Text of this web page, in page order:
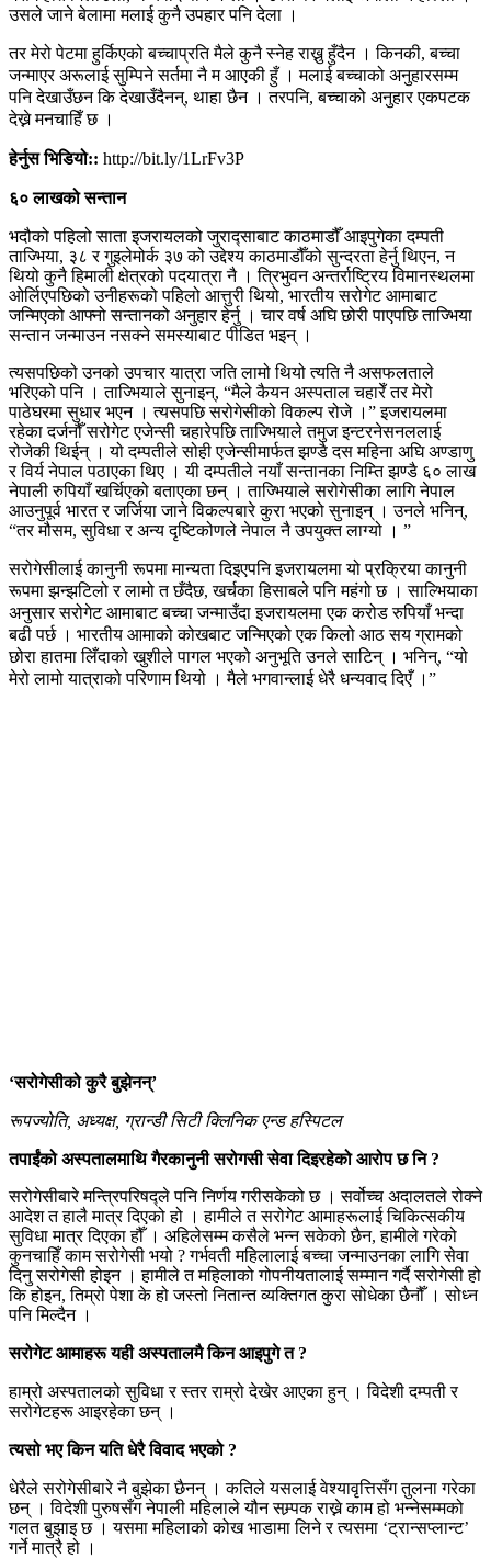
उसले जाने बेलामा मलाई कुनै उपहार पनि देला ।
तर मेरो पेटमा हुर्किएको बच्चाप्रति मैले कुनै स्नेह राख्नु हुँदैन । किनकी, बच्चा
जन्माएर अरूलाई सुम्पिने सर्तमा नै म आएकी हुँ । मलाई बच्चाको अनुहारसम्म
पनि देखाउँछन कि देखाउँदैनन्, थाहा छैन । तरपनि, बच्चाको अनुहार एकपटक
देख्ने मनचाहिँ छ ।
हेर्नुस भिडियो:: http://bit.ly/1LrFv3P
६० लाखको सन्तान
भदौको पहिलो साता इजरायलको जुराद्साबाट काठमाडौँ आइपुगेका दम्पती
ताज्भिया, ३८ र गुइलेमोर्क ३७ को उद्देश्य काठमाडौँको सुन्दरता हेर्नु थिएन, न
थियो कुनै हिमाली क्षेत्रको पदयात्रा नै । त्रिभुवन अन्तर्राष्ट्रिय विमानस्थलमा
ओर्लिएपछिको उनीहरूको पहिलो आत्तुरी थियो, भारतीय सरोगेट आमाबाट
जन्मिएको आफ्नो सन्तानको अनुहार हेर्नु । चार वर्ष अघि छोरी पाएपछि ताज्भिया
सन्तान जन्माउन नसक्ने समस्याबाट पीडित भइन् ।
त्यसपछिको उनको उपचार यात्रा जति लामो थियो त्यति नै असफलताले
भरिएको पनि । ताज्भियाले सुनाइन्, “मैले कैयन अस्पताल चहारेँ तर मेरो
पाठेघरमा सुधार भएन । त्यसपछि सरोगेसीको विकल्प रोजे ।” इजरायलमा
रहेका दर्जनौँ सरोगेट एजेन्सी चहारेपछि ताज्भियाले तमुज इन्टरनेसनललाई
रोजेकी थिईन् । यो दम्पतीले सोही एजेन्सीमार्फत झण्डै दस महिना अघि अण्डाणु
र विर्य नेपाल पठाएका थिए । यी दम्पतीले नयाँ सन्तानका निम्ति झण्डै ६० लाख
नेपाली रुपियाँ खर्चिएको बताएका छन् । ताज्भियाले सरोगेसीका लागि नेपाल
आउनुपूर्व भारत र जर्जिया जाने विकल्पबारे कुरा भएको सुनाइन् । उनले भनिन्,
“तर मौसम, सुविधा र अन्य दृष्टिकोणले नेपाल नै उपयुक्त लाग्यो । ”
सरोगेसीलाई कानुनी रूपमा मान्यता दिइएपनि इजरायलमा यो प्रक्रिया कानुनी
रूपमा झन्झटिलो र लामो त छँदैछ, खर्चका हिसाबले पनि महंगो छ । साल्भियाका
अनुसार सरोगेट आमाबाट बच्चा जन्माउँदा इजरायलमा एक करोड रुपियाँ भन्दा
बढी पर्छ । भारतीय आमाको कोखबाट जन्मिएको एक किलो आठ सय ग्रामको
छोरा हातमा लिँदाको खुशीले पागल भएको अनुभूति उनले साटिन् । भनिन्, “यो
मेरो लामो यात्राको परिणाम थियो । मैले भगवान्लाई धेरै धन्यवाद दिएँ ।”
‘सरोगेसीको कुरै बुझेनन्’
रूपज्योति, अध्यक्ष, ग्रान्डी सिटी क्लिनिक एन्ड हस्पिटल
तपाईंको अस्पतालमाथि गैरकानुनी सरोगसी सेवा दिइरहेको आरोप छ नि ?
सरोगेसीबारे मन्त्रिपरिषद्ले पनि निर्णय गरीसकेको छ । सर्वोच्च अदालतले रोक्ने
आदेश त हालै मात्र दिएको हो । हामीले त सरोगेट आमाहरूलाई चिकित्सकीय
सुविधा मात्र दिएका हौँ । अहिलेसम्म कसैले भन्न सकेको छैन, हामीले गरेको
कुनचाहिँ काम सरोगेसी भयो ? गर्भवती महिलालाई बच्चा जन्माउनका लागि सेवा
दिनु सरोगेसी होइन । हामीले त महिलाको गोपनीयतालाई सम्मान गर्दै सरोगेसी हो
कि होइन, तिम्रो पेशा के हो जस्तो नितान्त व्यक्तिगत कुरा सोधेका छैनौँ । सोध्न
पनि मिल्दैन ।
सरोगेट आमाहरू यही अस्पतालमै किन आइपुगे त ?
हाम्रो अस्पतालको सुविधा र स्तर राम्रो देखेर आएका हुन् । विदेशी दम्पती र
सरोगेटहरू आइरहेका छन् ।
त्यसो भए किन यति धेरै विवाद भएको ?
धेरैले सरोगेसीबारे नै बुझेका छैनन् । कतिले यसलाई वेश्यावृत्तिसँग तुलना गरेका
छन् । विदेशी पुरुषसँग नेपाली महिलाले यौन सम्र्पक राख्ने काम हो भन्नेसम्मको
गलत बुझाइ छ । यसमा महिलाको कोख भाडामा लिने र त्यसमा ‘ट्रान्सप्लान्ट’
गर्ने मात्रै हो ।